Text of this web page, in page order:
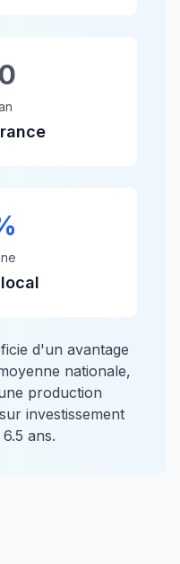
d'un avantage
nationale,
production
investissement
6.5 ans.